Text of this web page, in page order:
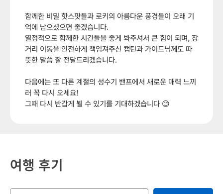
함께한 비밀 핫스팟들과 로키의 아름다운 풍경들이 오래 기
억에 남으셨으면 좋겠습니다.
열정적으로 함께한 시간들을 좋게 봐주셔서 큰 힘이 되며, 장
거리 이동을 안전하게 책임져주신 캡틴과 가이드님께도 따
뜻한 말씀 잘 전달드리겠습니다.
다음에는 또 다른 계절의 성수기 밴프에서 새로운 매력 느끼
러 꼭 다시 오세요!
그때 다시 반갑게 뵐 수 있기를 기대하겠습니다 😊
여행 후기